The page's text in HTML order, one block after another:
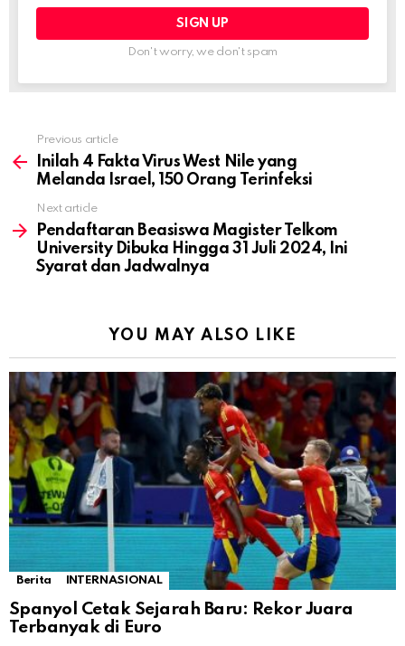
Don't worry, we don't spam
more
Previous article
Inilah 4 Fakta Virus West Nile yang
Melanda Israel, 150 Orang Terinfeksi
Next article
Pendaftaran Beasiswa Magister Telkom
University Dibuka Hingga 31 Juli 2024, Ini
Syarat dan Jadwalnya
YOU MAY ALSO LIKE
Berita INTERNASIONAL
Spanyol Cetak Sejarah Baru: Rekor Juara
Terbanyak di Euro